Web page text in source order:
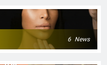
6 News